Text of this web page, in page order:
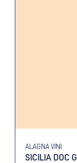
ALAGNA VINI
SICILIA DOC